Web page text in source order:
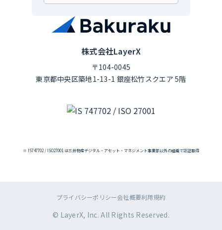
株式会社LayerX
〒104-0045
東京都中央区築地1-13-1 銀座松竹スクエア 5階
※ IS747702 / ISO27001 は三井物産デジタル・アセット・マネジメント事業部以外の組織で認証取得
プライバシーポリシー会社概要利用規約
© LayerX, Inc. All Rights Reserved.